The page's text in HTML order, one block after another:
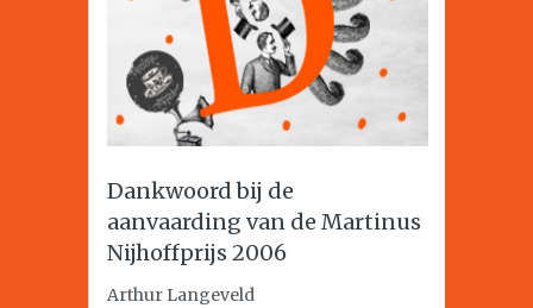
Dankwoord bij de
aanvaarding van de Martinus
Nijhoffprijs 2006
Arthur Langeveld